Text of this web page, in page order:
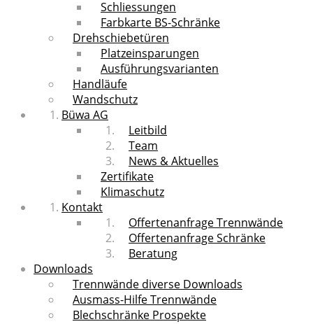
Schliessungen
Farbkarte BS-Schränke
Drehschiebetüren
Platzeinsparungen
Ausführungsvarianten
Handläufe
Wandschutz
Büwa AG
Leitbild
Team
News & Aktuelles
Zertifikate
Klimaschutz
Kontakt
Offertenanfrage Trennwände
Offertenanfrage Schränke
Beratung
Downloads
Trennwände diverse Downloads
Ausmass-Hilfe Trennwände
Blechschränke Prospekte